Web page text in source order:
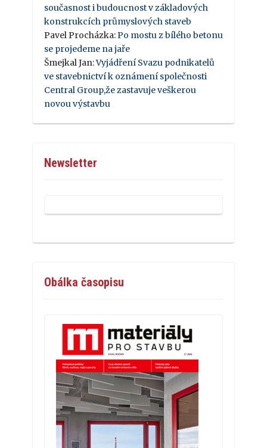
současnost i budoucnost v základových
konstrukcích průmyslových staveb
Pavel Procházka: Po mostu z bílého betonu
se projedeme na jaře
Šmejkal Jan:Vyjádření Svazu podnikatelů
ve stavebnictví k oznámení společnosti
Central Group,že zastavuje veškerou
novou výstavbu
Newsletter
Obálka časopisu